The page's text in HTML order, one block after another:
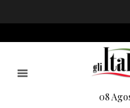
08